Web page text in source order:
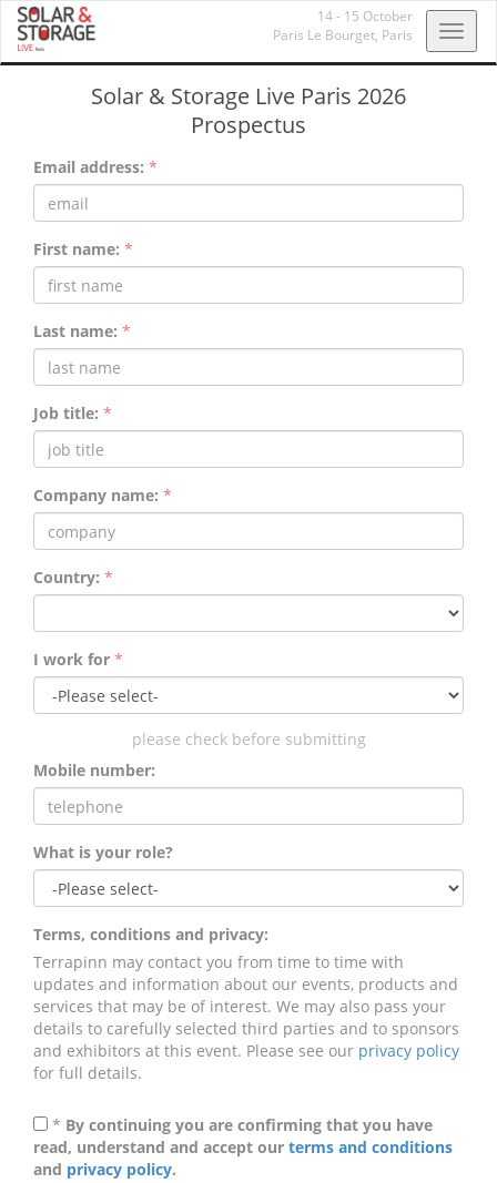
14 - 15 October
Paris Le Bourget, Paris
Solar & Storage Live Paris 2026
Prospectus
Email address: *
First name: *
Last name: *
Job title: *
Company name: *
Country: *
I work for *
please check before submitting
Mobile number:
What is your role?
Terms, conditions and privacy:
Terrapinn may contact you from time to time with
updates and information about our events, products and
services that may be of interest. We may also pass your
details to carefully selected third parties and to sponsors
and exhibitors at this event. Please see our privacy policy
for full details.
* By continuing you are confirming that you have
read, understand and accept our terms and conditions
and privacy policy.